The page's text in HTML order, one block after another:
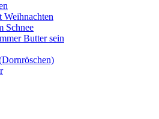
Weihnachten
Schnee
Butter sein